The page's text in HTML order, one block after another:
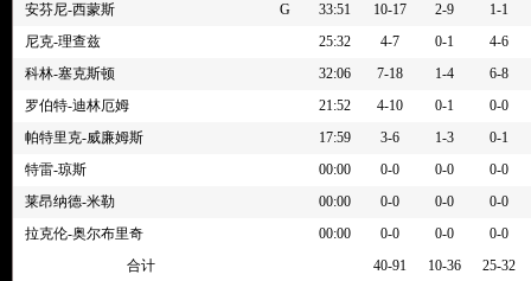
4节 01:14
[科林-塞克斯顿] 突破扣篮得分
4节 01:20
4节 01:21
4节 01:22
[诺朗-特拉奥雷] 错失25英尺的三分跳投
4节 01:45
[马塔斯-布泽利斯] 命中3英尺的两分投篮 ([安芬尼-西蒙斯]
4节 01:57
[尼克-克拉克斯顿] 补篮得手
4节 01:57
[尼克-克拉克斯顿] 抢到进攻篮板
4节 01:57
安芬尼-西蒙斯
G 33:51 10-17 2-9
1-1
尼克-理查兹
25:32 4-7 0-1
4-6
科林-塞克斯顿
32:06 7-18 1-4
6-8
罗伯特-迪林厄姆
21:52 4-10 0-1
0-0
帕特里克-威廉姆斯
17:59 3-6 1-3
0-1
特雷-琼斯
00:00 0-0 0-0
0-0
莱昂纳德-米勒
00:00 0-0 0-0
0-0
拉克伦-奥尔布里奇
00:00 0-0 0-0
0-0
合计
40-91 10-36
25-32